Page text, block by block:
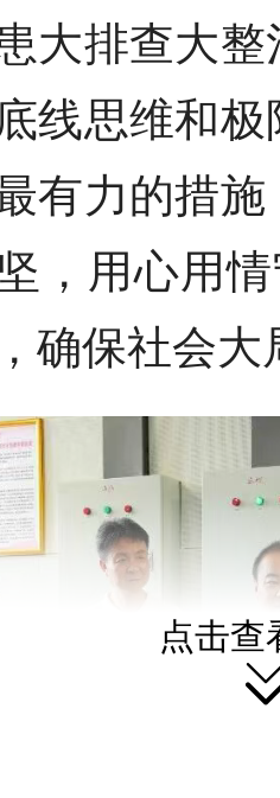
大排查大整
线思维和
有力的措
，用心用
确保社会大
点击查